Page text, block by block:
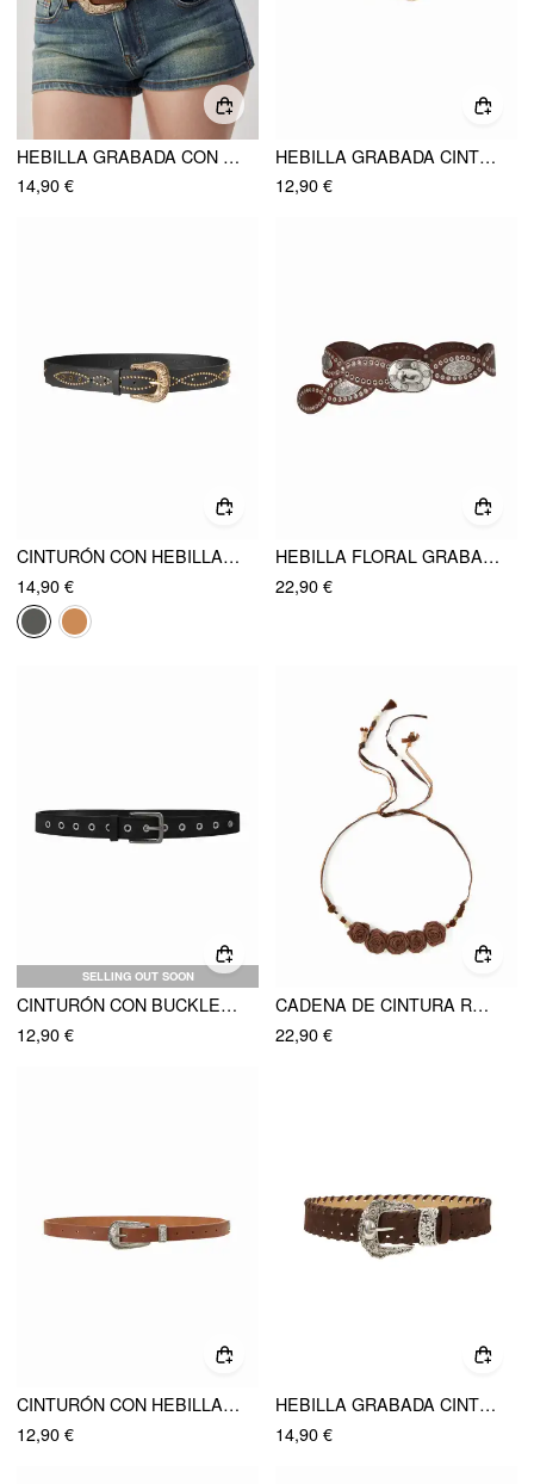
HEBILLA GRABADA CON ESTRELLA, CINTURÓN
14,90 €
HEBILLA GRABADA CINTURÓN
12,90 €
CINTURÓN CON HEBILLAS GRABADAS Y CLAVOS
14,90 €
HEBILLA FLORAL GRABADA CINTURÓN
22,90 €
SELLING OUT SOON
CINTURÓN CON BUCKLE Y OJALES
12,90 €
CADENA DE CINTURA ROSA
22,90 €
CINTURÓN CON HEBILLA GRABADA
12,90 €
HEBILLA GRABADA CINTURÓN
14,90 €